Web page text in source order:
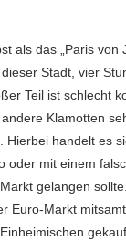
als das „Paris
Stadt, vier
Teil ist schlecht
Klamotten
handelt es
mit einem
gelangen
Euro-Markt